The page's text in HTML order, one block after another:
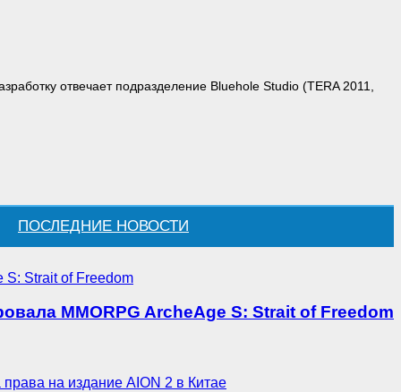
отвечает подразделение Bluehole Studio (TERA 2011,
ПОСЛЕДНИЕ НОВОСТИ
MMORPG ArcheAge S: Strait of Freedom